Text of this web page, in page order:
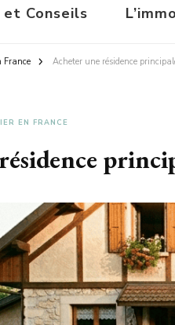
Conseils
France Acheter une résidence
EN FRANCE